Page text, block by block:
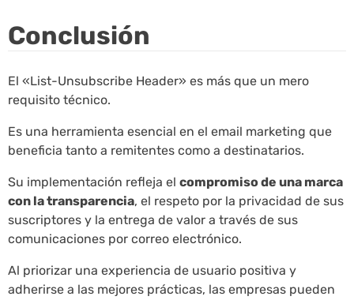
Conclusión
El «List-Unsubscribe Header» es más que un mero
requisito técnico.
Es una herramienta esencial en el email marketing que
beneficia tanto a remitentes como a destinatarios.
Su implementación refleja el compromiso de una marca
con la transparencia, el respeto por la privacidad de sus
suscriptores y la entrega de valor a través de sus
comunicaciones por correo electrónico.
Al priorizar una experiencia de usuario positiva y
adherirse a las mejores prácticas, las empresas pueden